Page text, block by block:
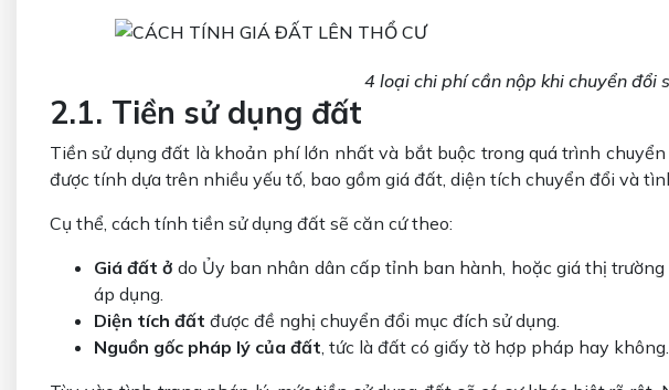
4 loại chi phí cần nộp khi chuyển đổi
2.1. Tiền sử dụng đất
Tiền sử dụng đất là khoản phí lớn nhất và bắt buộc trong quá trình
được tính dựa trên nhiều yếu tố, bao gồm giá đất, diện tích chuyển đổi và
Cụ thể, cách tính tiền sử dụng đất sẽ căn cứ theo:
Giá đất ở do Ủy ban nhân dân cấp tỉnh ban hành, hoặc giá thị
áp dụng.
Diện tích đất được đề nghị chuyển đổi mục đích sử dụng.
Nguồn gốc pháp lý của đất, tức là đất có giấy tờ hợp pháp hay không.